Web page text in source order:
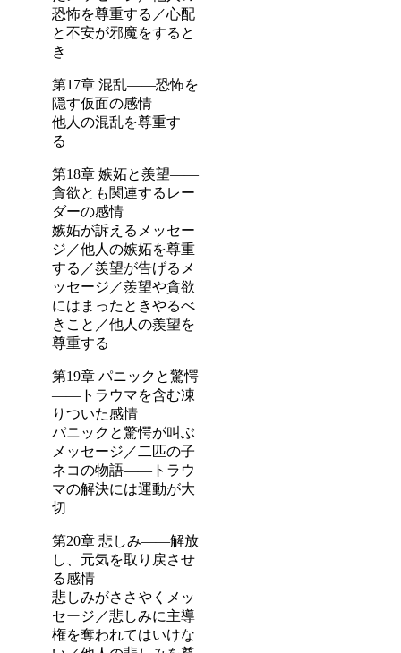
恐怖を尊重する／心配
と不安が邪魔をすると
き
第17章 混乱――恐怖を
隠す仮面の感情
他人の混乱を尊重す
る
第18章 嫉妬と羨望――
貪欲とも関連するレー
ダーの感情
嫉妬が訴えるメッセー
ジ／他人の嫉妬を尊重
する／羨望が告げるメ
ッセージ／羨望や貪欲
にはまったときやるべ
きこと／他人の羨望を
尊重する
第19章 パニックと驚愕
――トラウマを含む凍
りついた感情
パニックと驚愕が叫ぶ
メッセージ／二匹の子
ネコの物語――トラウ
マの解決には運動が大
切
第20章 悲しみ――解放
し、元気を取り戻させ
る感情
悲しみがささやくメッ
セージ／悲しみに主導
権を奪われてはいけな